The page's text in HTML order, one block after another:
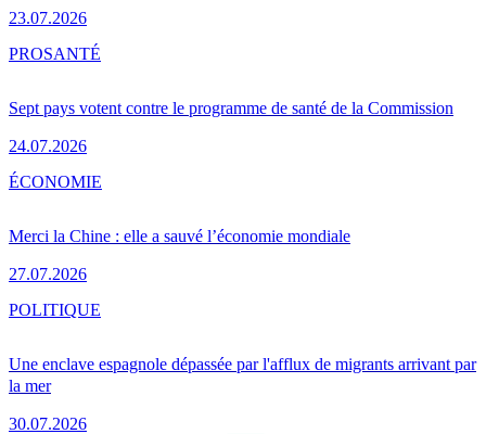
23.07.2026
Sept pays votent contre le programme de santé de la Commission
24.07.2026
PROSANTÉ
Merci la Chine : elle a sauvé l’économie mondiale
27.07.2026
ÉCONOMIE
Une enclave espagnole dépassée par l'afflux de migrants arrivant par
la mer
30.07.2026
POLITIQUE